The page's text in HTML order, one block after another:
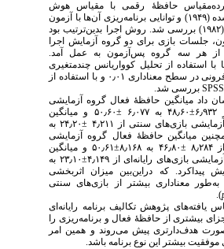
حافظهٔ رقمی با مقیاس هوش
وکسلر تجدیدنظر‌شده (۱۹۴۹) و توانایی برنامه‌ریزی آن‌ها با آزمون
رایانه‌ای برج لندن (۱۹۸۲) بررسی شد. روش اجرا بدین‌ترتیب بود
جلسات بازی برای دو گروه‌ آزمایش اجرا
از هر سه گروه پس‌آزمون به عمل آمد.
با استفاده از تحلیل کوواریانس چند‌متغیری
مانووا و آزمون بن‌فرونی در سطح معناداری ۰٫۰۱ و با استفاده از
بررسی شد.
داد میانگین حافظهٔ فعال گروه آزمایشی
بازی‌های سنتی از ۶٫۹۳۲±۴۸٫۶۰ به ۶٫۰۷۷ ±۵۰٫۶۰ و میانگین
بازی‌های سنتی از۴٫۲۱۱ ±
۲۴٫۲۰ به
و همچنین میانگین حافظهٔ فعال گروه آزمایشی
بازی‌های رایانه‌ای از ۸٫۲۸۴ ±۴۶٫۸۰ به ۸٫۱۶۸±۵۰٫۶۱ و میانگین
برنامه‌ریزی گروه آزمایشی بازی‌های رایانه‌ای از ۴٫۱۴۹±۲۳٫۱۰ به
افزایش پیداکرد. که دراین‌بین میزان اثربخشی
به‌طور معناداری بیشتر از بازی‌های سنتی
پژوهش تکالیف برنامه رایانه‌ای
بیشتری از حافظهٔ فعال و برنامه‌ریزی را
هدف‌دارتری پیش می‌روند و همین امر
بیشتر این نوع برنامه باشد.